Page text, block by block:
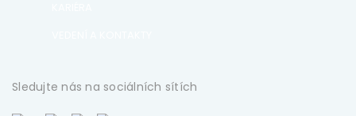
Sledujte nás na sociálních sítích